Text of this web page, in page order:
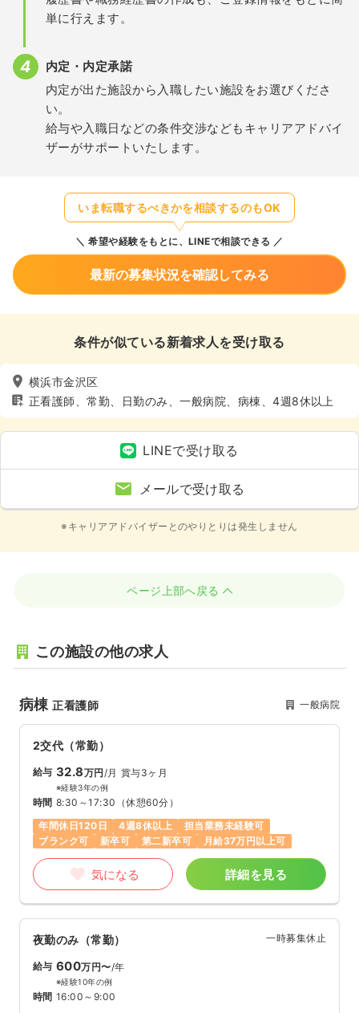
単に行えます。
内定・内定承諾
内定が出た施設から入職したい施設をお選びくださ
い。
給与や入職日などの条件交渉などもキャリアアドバイ
ザーがサポートいたします。
いま転職するべきかを相談するのもOK
希望や経験をもとに、LINEで相談できる
最新の募集状況を確認してみる
条件が似ている新着求人を受け取る
横浜市金沢区
正看護師、常勤、日勤のみ、一般病院、病棟、4週8休以上
LINEで受け取る
メールで受け取る
※キャリアアドバイザーとのやりとりは発生しません
ページ上部へ戻る
この施設の他の求人
病棟正看護師 一般病院
2交代（常勤）
給与 32.8万円/月 賞与3ヶ月
※経験3年の例
時間 8:30～17:30 （休憩60分）
年間休日120日
4週8休以上
担当業務未経験可
ブランク可
新卒可 第二新卒可 月給37万円以上可
気になる 詳細を見る
夜勤のみ（常勤） 一時募集休止
給与 600万円〜/年
※経験10年の例
時間 16:00～9:00